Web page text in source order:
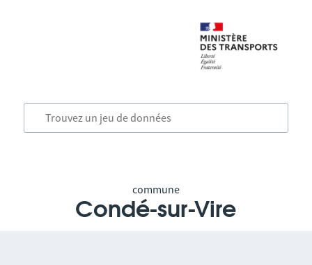
commune
Condé-sur-Vire